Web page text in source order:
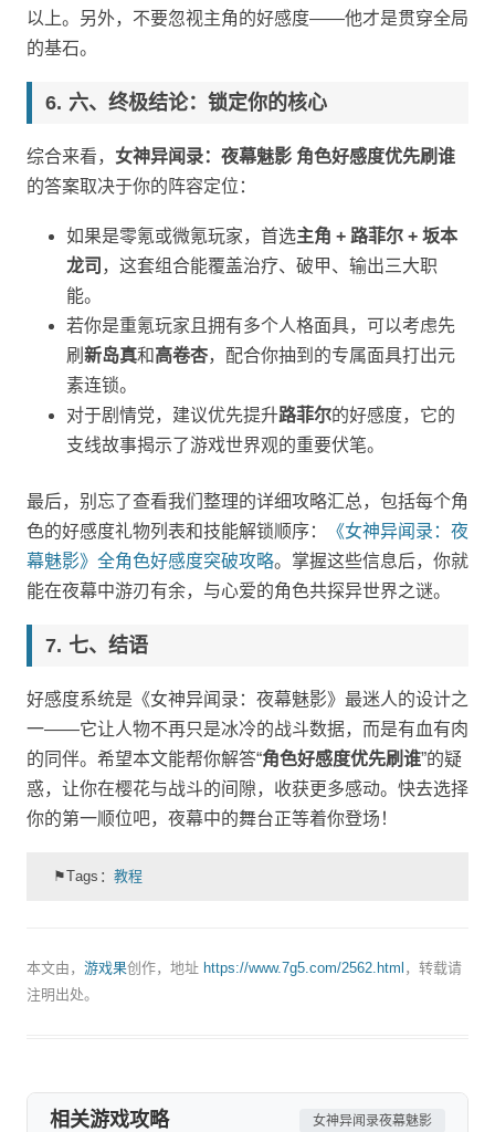
以上。另外，不要忽视主角的好感度——他才是贯穿全局
的基石。
六、终极结论：锁定你的核心
综合来看， 女神异闻录：夜幕魅影 角色好感度优先刷谁
的答案取决于你的阵容定位：
如果是零氪或微氪玩家，首选主角 + 路菲尔 + 坂本
龙司 ，这套组合能覆盖治疗、破甲、输出三大职
能。
若你是重氪玩家且拥有多个人格面具，可以考虑先
刷 新岛真和高卷杏，配合你抽到的专属面具打出元
素连锁。
对于剧情党，建议优先提升路菲尔的好感度，它的
支线故事揭示了游戏世界观的重要伏笔。
最后，别忘了查看我们整理的详细攻略汇总，包括每个角
色的好感度礼物列表和技能解锁顺序：
《女神异闻录：夜
幕魅影》全角色好感度突破攻略。掌握这些信息后，你就
能在夜幕中游刃有余，与心爱的角色共探异世界之谜。
七、结语
好感度系统是《女神异闻录：夜幕魅影》最迷人的设计之
一——它让人物不再只是冰冷的战斗数据，而是有血有肉
的同伴。希望本文能帮你解答“角色好感度优先刷谁”的疑
惑，让你在樱花与战斗的间隙，收获更多感动。快去选择
你的第一顺位吧，夜幕中的舞台正等着你登场！
⚑Tags：教程
本文由， 游戏果创作，地址 https://www.7g5.com/2562.html ，转载请
注明出处。
相关游戏攻略 女神异闻录夜幕魅影